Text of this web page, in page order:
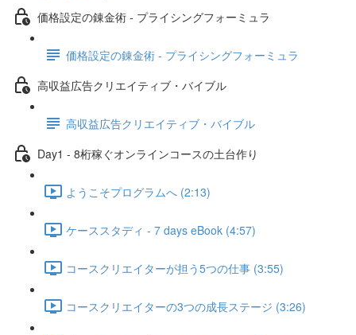
価格設定の錬金術 - プライシングフォーミュラ
価格設定の錬金術 - プライシングフォーミュラ
高収益広告クリエイティブ・バイブル
高収益広告クリエイティブ・バイブル
Day1 - 8桁稼ぐオンラインコースの土台作り
ようこそプログラムへ (2:13)
ケーススタディ - 7 days eBook (4:57)
コースクリエイターが担う5つの仕事 (3:55)
コースクリエイターの3つの成長ステージ (3:26)